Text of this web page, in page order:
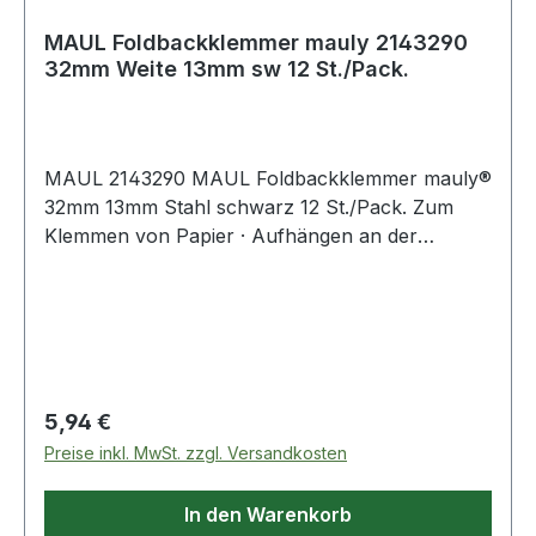
MAUL Foldbackklemmer mauly 2143290
32mm Weite 13mm sw 12 St./Pack.
MAUL 2143290 MAUL Foldbackklemmer mauly®
32mm 13mm Stahl schwarz 12 St./Pack. Zum
Klemmen von Papier · Aufhängen an der
Ermöglicht das Zusammenklemmen
unterschiedlichster Materialien. Ideal auch im
Haushalt zum Wiederverschließen von Tüten ·
Beutel usw. Klemmteil aus kräftigem Federstahl.
Die Bügel können geklappt oder abgenommen
Regulärer Preis:
5,94 €
Preise inkl. MwSt. zzgl. Versandkosten
In den Warenkorb